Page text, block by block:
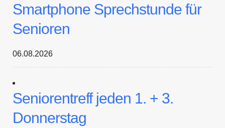
Smartphone Sprechstunde für
Senioren
06.08.2026
Seniorentreff jeden 1. + 3.
Donnerstag